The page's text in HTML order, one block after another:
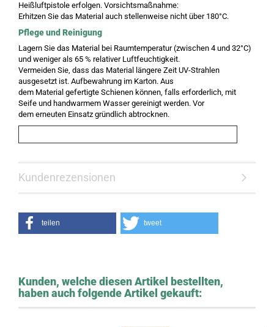
Heißluftpistole erfolgen. Vorsichtsmaßnahme:
Erhitzen Sie das Material auch stellenweise nicht über 180°C.
Pflege und Reinigung
Lagern Sie das Material bei Raumtemperatur (zwischen 4 und 32°C)
und weniger als 65 % relativer Luftfeuchtigkeit.
Vermeiden Sie, dass das Material längere Zeit UV-Strahlen
ausgesetzt ist. Aufbewahrung im Karton. Aus
dem Material gefertigte Schienen können, falls erforderlich, mit
Seife und handwarmem Wasser gereinigt werden. Vor
dem erneuten Einsatz gründlich abtrocknen.
Kundenrezensionen
teilen tweet
Kunden, welche diesen Artikel bestellten,
haben auch folgende Artikel gekauft: